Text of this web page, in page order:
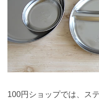
100円ショップでは、ス